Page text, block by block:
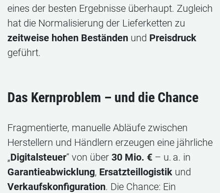
eines der besten Ergebnisse überhaupt. Zugleich
hat die Normalisierung der Lieferketten zu
zeitweise hohen Beständen und Preisdruck
geführt.
Das Kernproblem – und die Chance
Fragmentierte, manuelle Abläufe zwischen
Herstellern und Händlern erzeugen eine jährliche
„Digitalsteuer“ von über 30 Mio. € – u. a. in
Garantieabwicklung, Ersatzteillogistik und
Verkaufskonfiguration. Die Chance: Ein